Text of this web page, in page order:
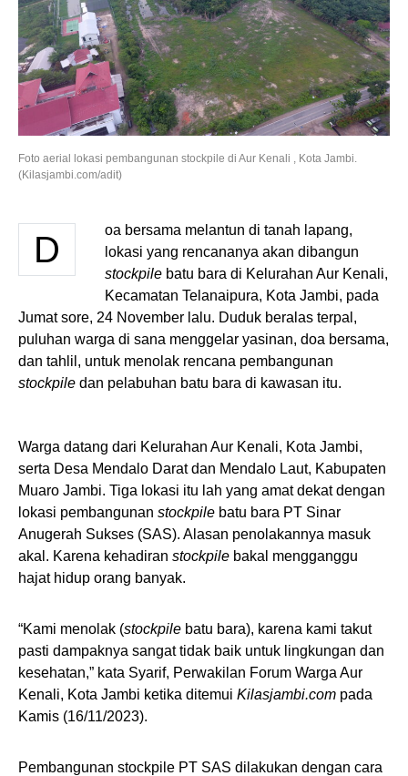
Foto aerial lokasi pembangunan stockpile di Aur Kenali , Kota Jambi.
(Kilasjambi.com/adit)
D
oa bersama melantun di tanah lapang,
lokasi yang rencananya akan dibangun
stockpile batu bara di Kelurahan Aur Kenali,
Kecamatan Telanaipura, Kota Jambi, pada
Jumat sore, 24 November lalu. Duduk beralas terpal,
puluhan warga di sana menggelar yasinan, doa bersama,
dan tahlil, untuk menolak rencana pembangunan
stockpile dan pelabuhan batu bara di kawasan itu.
Warga datang dari Kelurahan Aur Kenali, Kota Jambi,
serta Desa Mendalo Darat dan Mendalo Laut, Kabupaten
Muaro Jambi. Tiga lokasi itu lah yang amat dekat dengan
lokasi pembangunan stockpile batu bara PT Sinar
Anugerah Sukses (SAS). Alasan penolakannya masuk
akal. Karena kehadiran stockpile bakal mengganggu
hajat hidup orang banyak.
“Kami menolak (stockpile batu bara), karena kami takut
pasti dampaknya sangat tidak baik untuk lingkungan dan
kesehatan,” kata Syarif, Perwakilan Forum Warga Aur
Kenali, Kota Jambi ketika ditemui Kilasjambi.com pada
Kamis (16/11/2023).
Pembangunan stockpile PT SAS dilakukan dengan cara